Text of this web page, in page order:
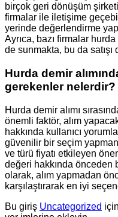
birçok geri dönüşüm
firmalar ile iletişime
yerinde değerlendirme
Ayrıca, bazı firmalar
de sunmakta, bu da
Hurda demir
gerekenler nelerdir?
Hurda demir alımı
önemli faktör, alım
hakkında kullanıcı
güvenilir bir seçim
ve türü fiyatı etkileyen
değeri hakkında önceden
olarak, alım yapmadan
karşılaştırarak en iyi
Bu giriş Uncategorized